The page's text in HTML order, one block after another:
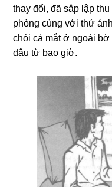
thay đổi, đã sắp lập
phòng cùng với thứ
chói cả mắt ở ngoài bờ
đâu từ bao giờ.